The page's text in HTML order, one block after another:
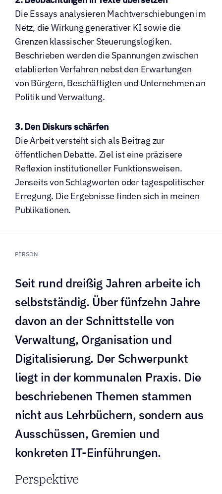
Die Essays analysieren Machtverschiebungen im
Netz, die Wirkung generativer KI sowie die
Grenzen klassischer Steuerungslogiken.
Beschrieben werden die Spannungen zwischen
etablierten Verfahren nebst den Erwartungen
von Bürgern, Beschäftigten und Unternehmen an
Politik und Verwaltung.
3. Den Diskurs schärfen
Die Arbeit versteht sich als Beitrag zur
öffentlichen Debatte. Ziel ist eine präzisere
Reflexion institutioneller Funktionsweisen.
Jenseits von Schlagworten oder tagespolitischer
Erregung. Die Ergebnisse finden sich in meinen
Publikationen.
PERSON
Seit rund dreißig Jahren arbeite ich
selbstständig. Über fünfzehn Jahre
davon an der Schnittstelle von
Verwaltung, Organisation und
Digitalisierung. Der Schwerpunkt
liegt in der kommunalen Praxis. Die
beschriebenen Themen stammen
nicht aus Lehrbüchern, sondern aus
Ausschüssen, Gremien und
konkreten IT-Einführungen.
Perspektive